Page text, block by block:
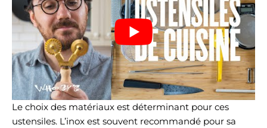
Le choix des matériaux est déterminant pour ces
ustensiles. L’inox est souvent recommandé pour sa